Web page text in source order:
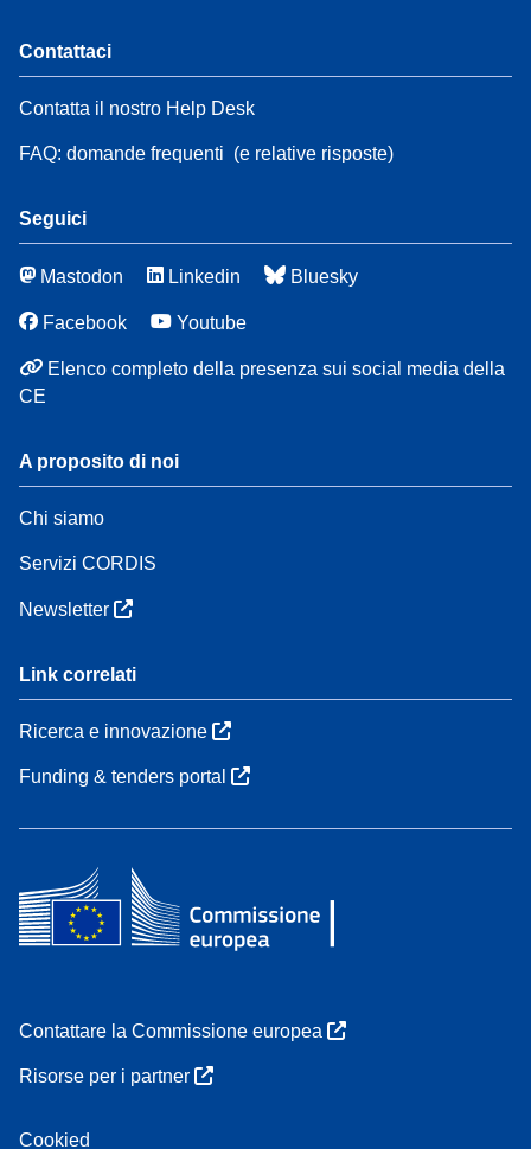
Contattaci
Contatta il nostro Help Desk
FAQ: domande frequenti (e relative risposte)
Seguici
Mastodon Linkedin Bluesky
Facebook Youtube
Elenco completo della presenza sui social media della
CE
A proposito di noi
Chi siamo
Servizi CORDIS
Newsletter
Link correlati
Ricerca e innovazione
Funding & tenders portal
Contattare la Commissione europea
Risorse per i partner
Cookied